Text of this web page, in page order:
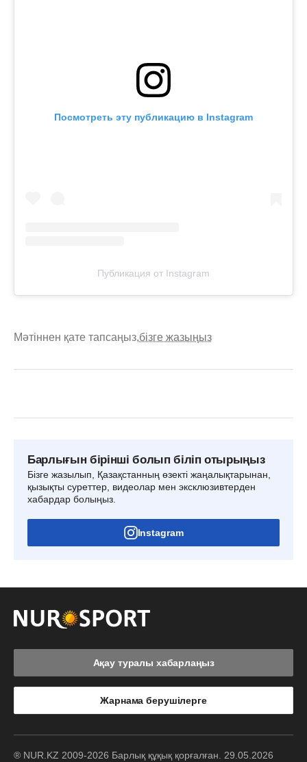
Посмотреть эту публикацию в Instagram
Публикация от Instagram
Мәтіннен қате тапсаңыз,бізге жазыңыз
Барлығын бірінші болып біліп отырыңыз
Бізге жазылып, Қазақстанның өзекті жаңалықтарынан,
қызықты суреттер, видеолар мен эксклюзивтерден
хабардар болыңыз.
Instagram
Ақау туралы хабарлаңыз
Жарнама берушілерге
® NUR.KZ 2009-2026 Барлық құқық қорғалған. 29.05.2026